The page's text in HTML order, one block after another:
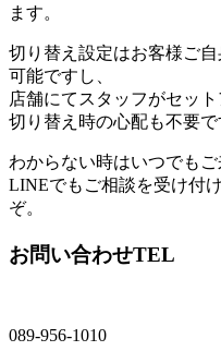
ます。
切り替え設定はお客様ご
可能ですし、
店舗にてスタッフがセッ
切り替え時の心配も不要で
わからない時はいつでもご
LINEでもご相談を受け付
ぞ。
お問い合わせTEL
089-956-1010